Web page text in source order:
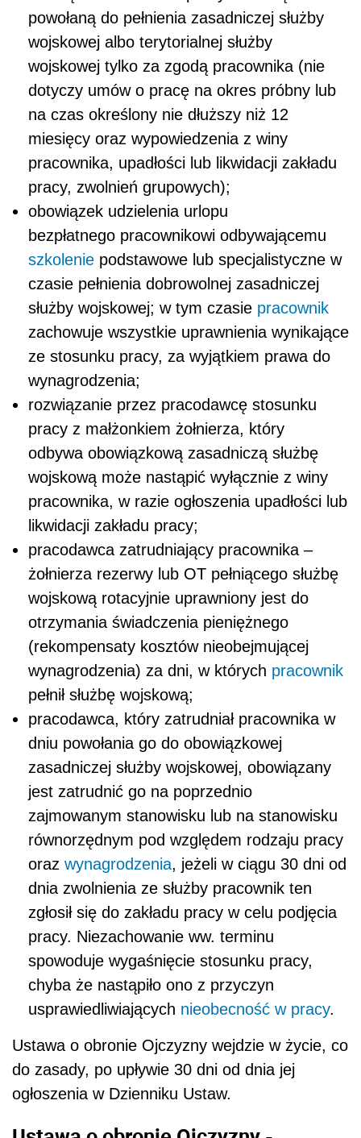
powołaną do pełnienia zasadniczej służby
wojskowej albo terytorialnej służby
wojskowej tylko za zgodą pracownika (nie
dotyczy umów o pracę na okres próbny lub
na czas określony nie dłuższy niż 12
miesięcy oraz wypowiedzenia z winy
pracownika, upadłości lub likwidacji zakładu
pracy, zwolnień grupowych);
obowiązek udzielenia urlopu
bezpłatnego pracownikowi odbywającemu
szkolenie podstawowe lub specjalistyczne w
czasie pełnienia dobrowolnej zasadniczej
służby wojskowej; w tym czasie pracownik
zachowuje wszystkie uprawnienia wynikające
ze stosunku pracy, za wyjątkiem prawa do
wynagrodzenia;
rozwiązanie przez pracodawcę stosunku
pracy z małżonkiem żołnierza, który
odbywa obowiązkową zasadniczą służbę
wojskową może nastąpić wyłącznie z winy
pracownika, w razie ogłoszenia upadłości lub
likwidacji zakładu pracy;
pracodawca zatrudniający pracownika –
żołnierza rezerwy lub OT pełniącego służbę
wojskową rotacyjnie uprawniony jest do
otrzymania świadczenia pieniężnego
(rekompensaty kosztów nieobejmującej
wynagrodzenia) za dni, w których pracownik
pełnił służbę wojskową;
pracodawca, który zatrudniał pracownika w
dniu powołania go do obowiązkowej
zasadniczej służby wojskowej, obowiązany
jest zatrudnić go na poprzednio
zajmowanym stanowisku lub na stanowisku
równorzędnym pod względem rodzaju pracy
oraz wynagrodzenia, jeżeli w ciągu 30 dni od
dnia zwolnienia ze służby pracownik ten
zgłosił się do zakładu pracy w celu podjęcia
pracy. Niezachowanie ww. terminu
spowoduje wygaśnięcie stosunku pracy,
chyba że nastąpiło ono z przyczyn
usprawiedliwiających nieobecność w pracy.
Ustawa o obronie Ojczyzny wejdzie w życie, co
do zasady, po upływie 30 dni od dnia jej
ogłoszenia w Dzienniku Ustaw.